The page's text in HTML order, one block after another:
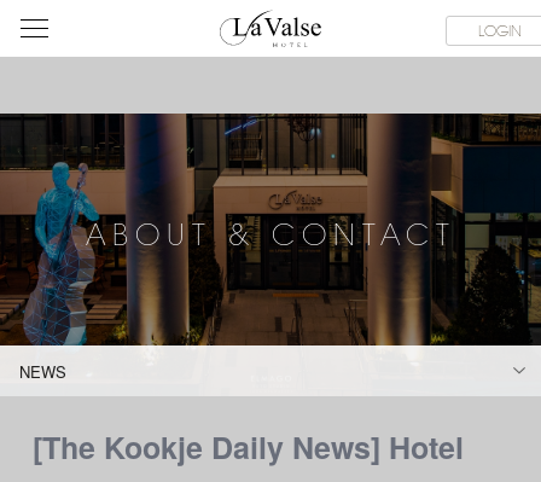
라
발
스
호
텔
LOGIN
SERVICE FACILITIES ABOUT & CONTACT HOTEL GUIDE
ABOUT & CONTACT
NEWS
[The Kookje Daily News] Hotel